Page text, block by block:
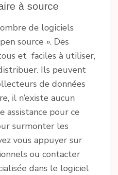
à source
de logiciels
source ». Des
et faciles à utiliser,
Ils peuvent
de données
il n’existe aucun
assistance pour ce
surmonter les
vous appuyer sur
ou contacter
dans le logiciel